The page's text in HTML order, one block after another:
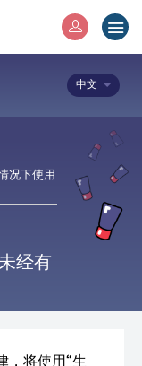
中文
况下使用
经有
，将使用“生